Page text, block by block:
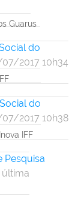
Guarus
do
2017 10h34
do
2017 10h38
IFF
Pesquisa